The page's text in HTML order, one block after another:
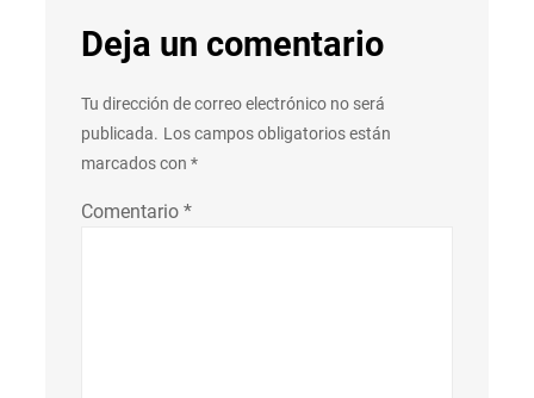
Deja un comentario
Tu dirección de correo electrónico no será
publicada. Los campos obligatorios están
marcados con *
Comentario *